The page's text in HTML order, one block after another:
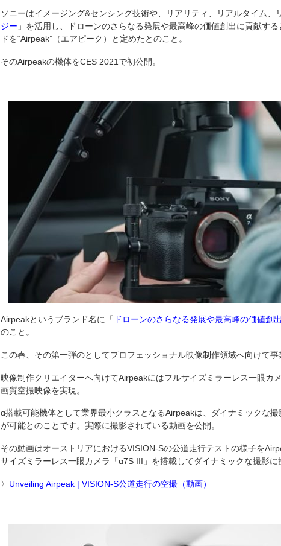
ソニーはイメージング&センシング技術や、リアリティ、リアルタイム、
ジー 」を活用し、ドローンのさらなる発展や最高峰の価値創出に貢献す
ドを“Airpeak”（エアピーク）と定めたとのこと。
そのAirpeakの機体をCES 2021で初公開。
Airpeakというブランド名に「 ドローンのさらなる発展や最高峰の価値創出
のこと。
この春、その第一弾のとしてプロフェッショナル映像制作領域へ向けて事
映像制作クリエイターへ向けてAirpeakにはフルサイズミラーレス一眼カ
画質空撮映像を実現。
α搭載可能機体として業界最小クラスとなるAirpeakは、ダイナミックな
が可能とのことです。実際に撮影されている動画を公開。
その動画はオーストリアにおけるVISION-Sの公道走行テストの様子を
サイズミラーレス一眼カメラ「α7S III」を搭載してダイナミックな撮影に
〉 Unveiling Airpeak | VISION-S公道走行の空撮（動画）